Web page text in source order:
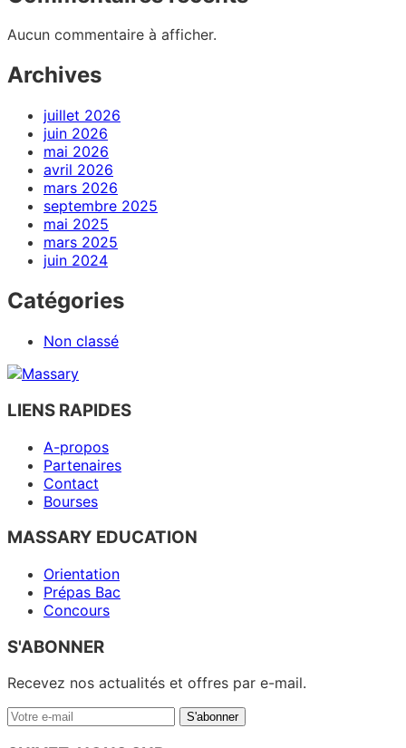
Aucun commentaire à afficher.
Archives
juillet 2026
juin 2026
mai 2026
avril 2026
mars 2026
septembre 2025
mai 2025
mars 2025
juin 2024
Catégories
Non classé
LIENS RAPIDES
A-propos
Partenaires
Contact
Bourses
MASSARY EDUCATION
Orientation
Prépas Bac
Concours
S'ABONNER
Recevez nos actualités et offres par e-mail.
Votre
S'abonner